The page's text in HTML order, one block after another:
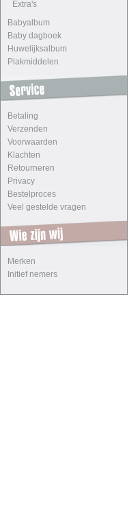
Extra's
Babyalbum
Baby dagboek
Huwelijksalbum
Plakmiddelen
Betaling
Verzenden
Voorwaarden
Klachten
Retourneren
Privacy
Bestelproces
Veel gestelde vragen
Merken
Initief nemers